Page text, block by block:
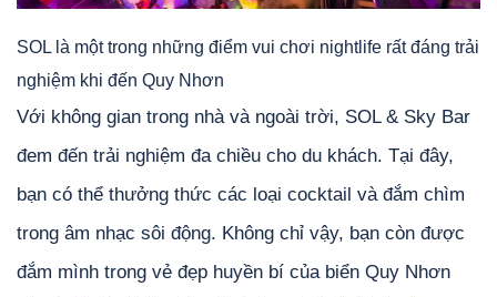
SOL là một trong những điểm vui chơi nightlife rất đáng trải
nghiệm khi đến Quy Nhơn
Với không gian trong nhà và ngoài trời, SOL & Sky Bar
đem đến trải nghiệm đa chiều cho du khách. Tại đây,
bạn có thể thưởng thức các loại cocktail và đắm chìm
trong âm nhạc sôi động. Không chỉ vậy, bạn còn được
đắm mình trong vẻ đẹp huyền bí của biển Quy Nhơn